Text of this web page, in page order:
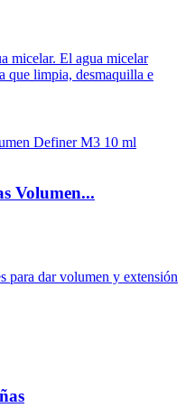
micelar. El agua micelar
que limpia, desmaquilla e
Volumen...
para dar volumen y extensión